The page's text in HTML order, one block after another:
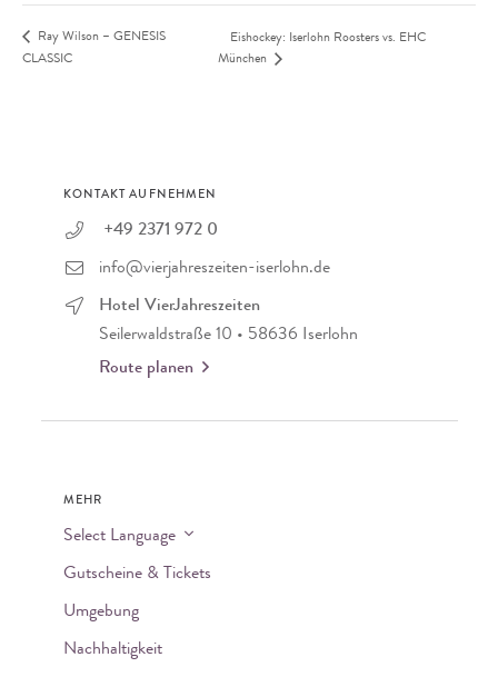
Ray Wilson – GENESIS
CLASSIC
Eishockey: Iserlohn Roosters vs. EHC
München
KONTAKT AUFNEHMEN
+49 2371 972 0
info@vierjahreszeiten-iserlohn.de
Hotel VierJahreszeiten
Seilerwaldstraße 10 • 58636 Iserlohn
Route planen
MEHR
Select Language
Gutscheine & Tickets
Umgebung
Nachhaltigkeit